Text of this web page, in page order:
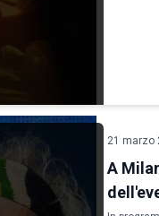
21 marzo
A